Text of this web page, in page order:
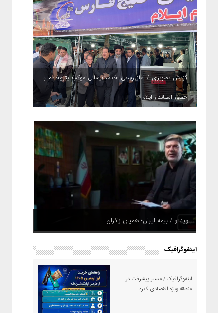
گزارش تصویری / آغاز رسمی خدمت‌رسانی موکب پتروخادم با
حضور استاندار ایلام
ویدئو / بیمه ایران؛ همپای زائران
اینفوگرافیک
اینفوگرافیک / مسیر پیشرفت در
منطقه ویژه اقتصادی لامرد